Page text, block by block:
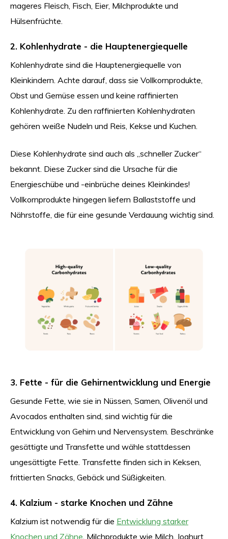
mageres Fleisch, Fisch, Eier, Milchprodukte und
Hülsenfrüchte.
2. Kohlenhydrate - die Hauptenergiequelle
Kohlenhydrate sind die Hauptenergiequelle von
Kleinkindern. Achte darauf, dass sie Vollkornprodukte,
Obst und Gemüse essen und keine raffinierten
Kohlenhydrate. Zu den raffinierten Kohlenhydraten
gehören weiße Nudeln und Reis, Kekse und Kuchen.
Diese Kohlenhydrate sind auch als „schneller Zucker“
bekannt. Diese Zucker sind die Ursache für die
Energieschübe und -einbrüche deines Kleinkindes!
Vollkornprodukte hingegen liefern Ballaststoffe und
Nährstoffe, die für eine gesunde Verdauung wichtig sind.
3. Fette - für die Gehirnentwicklung und Energie
Gesunde Fette, wie sie in Nüssen, Samen, Olivenöl und
Avocados enthalten sind, sind wichtig für die
Entwicklung von Gehirn und Nervensystem. Beschränke
gesättigte und Transfette und wähle stattdessen
ungesättigte Fette. Transfette finden sich in Keksen,
frittierten Snacks, Gebäck und Süßigkeiten.
4. Kalzium - starke Knochen und Zähne
Kalzium ist notwendig für die Entwicklung starker
Knochen und Zähne. Milchprodukte wie Milch, Joghurt